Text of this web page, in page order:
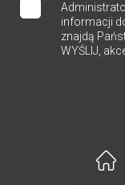
informacji
znajdą
WYŚLIJ,